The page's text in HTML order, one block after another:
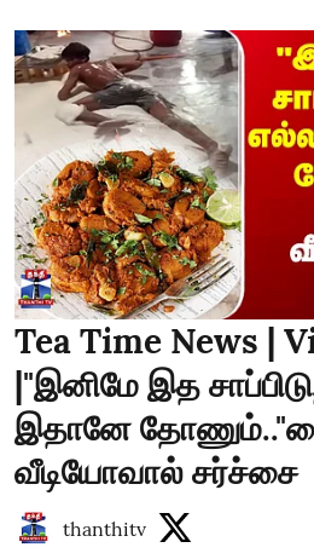
Tea Time News |
|"இனிமே இத
இதானே
வீடியோவால் சர்ச்சை
thanthitv